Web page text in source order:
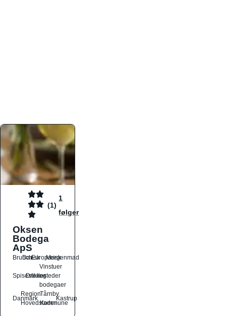
(1)
1
følger
Oksen
Bodega
ApS
Brunch
DanskEuropæiskMorgenmad
Spisesteder
Drikkesteder
Vinstuer
og
bodegaer
Danmark
Region
Hovedstaden
Tårnby
Kommune
Kastrup